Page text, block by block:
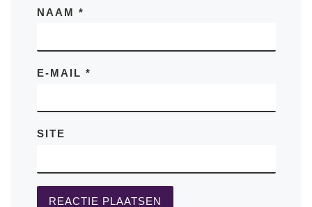
NAAM *
E-MAIL *
SITE